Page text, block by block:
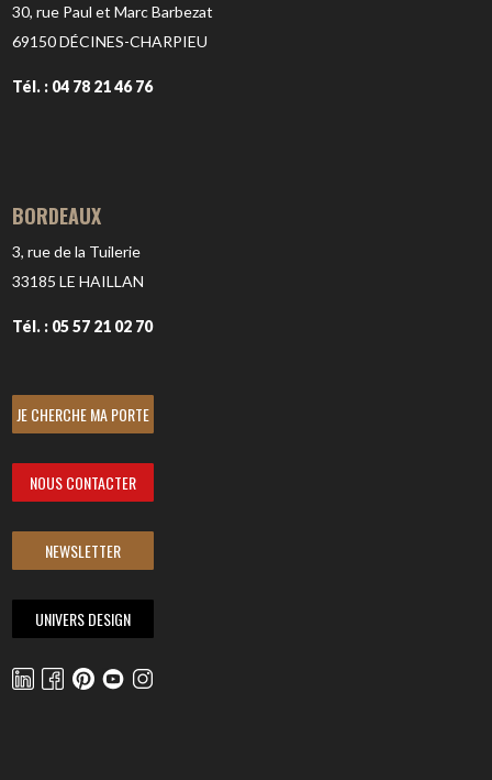
30, rue Paul et Marc Barbezat
69150DÉCINES-CHARPIEU
Tél. : 04 78 21 46 76
BORDEAUX
3, rue de la Tuilerie
33185LE HAILLAN
Tél. : 05 57 21 02 70
JE CHERCHE MA PORTE
NOUS CONTACTER
NEWSLETTER
UNIVERS DESIGN